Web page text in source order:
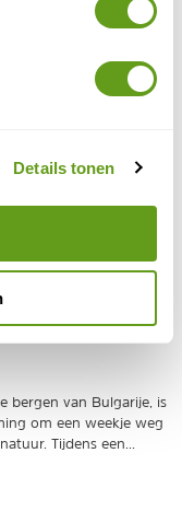
Details tonen
fietsland. Behalve het
en Boedapest was
dit adembenemende
van de outdoor...
bergen van Bulgarije, is
om een weekje weg
Tijdens een...